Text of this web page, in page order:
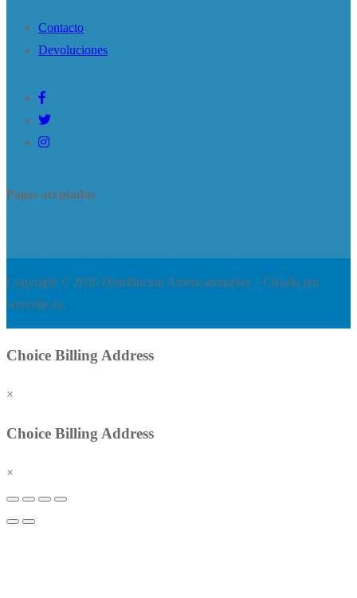
Contacto
Devoluciones
Pagos aceptados
Copyright © 2026 Distribucion Americanmarket – Creado por
wercode.es.
Choice Billing Address
×
Choice Billing Address
×